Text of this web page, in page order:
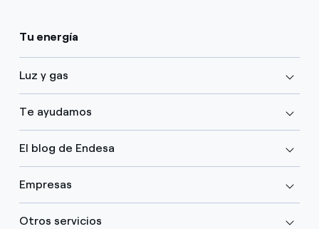
Tu energía
Luz y gas
Te ayudamos
El blog de Endesa
Empresas
Otros servicios